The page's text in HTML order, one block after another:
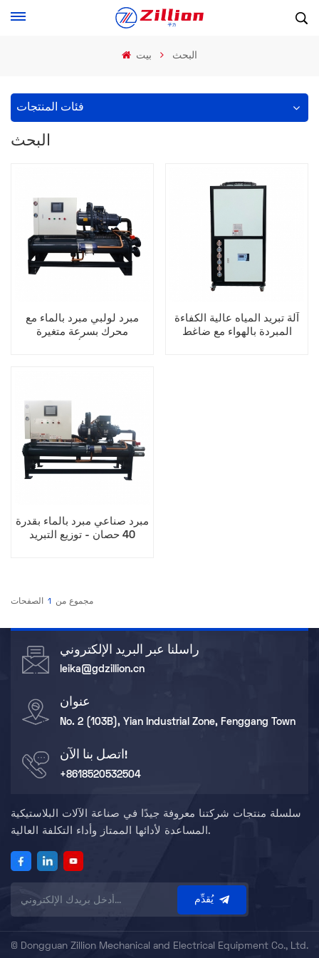
بيت البحث
فئات المنتجات
البحث
مبرد لولبي مبرد بالماء مع
محرك بسرعة متغيرة
آلة تبريد المياه عالية الكفاءة
المبردة بالهواء مع ضاغط
مبرد صناعي مبرد بالماء بقدرة
40 حصان - توزيع التبريد
مجموع من 1 الصفحات
راسلنا عبر البريد الإلكتروني
leika@gdzillion.cn
عنوان
No. 2 (103B), Yian Industrial Zone, Fenggang Town
اتصل بنا الآن!
+8618520532504
سلسلة منتجات شركتنا معروفة جيدًا في صناعة الآلات البلاستيكية
المساعدة لأدائها الممتاز وأداء التكلفة العالية.
يُقدِّم
© Dongguan Zillion Mechanical and Electrical Equipment Co., Ltd.